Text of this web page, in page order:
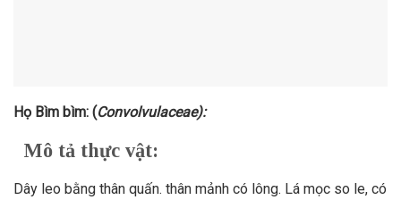
Họ Bìm bìm: (Convolvulaceae):
Mô tả thực vật:
Dây leo bằng thân quấn. thân mảnh có lông. Lá mọc so le, có